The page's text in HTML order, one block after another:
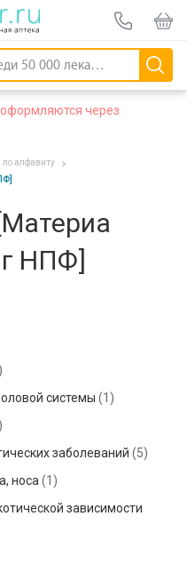
через
по алфавиту
НПФ]
системы (1)
заболеваний (5)
носа (1)
зависимости